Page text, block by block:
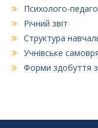
Психолого-
Річний звіт
Структура
Учнівське
Форми здобуття